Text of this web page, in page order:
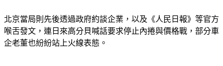
北京當局則先後透過政府約談企業，以及《人民日報》等官方
喉舌發文，連日來高分貝喊話要求停止內捲與價格戰，部分車
企老董也紛紛站上火線表態。